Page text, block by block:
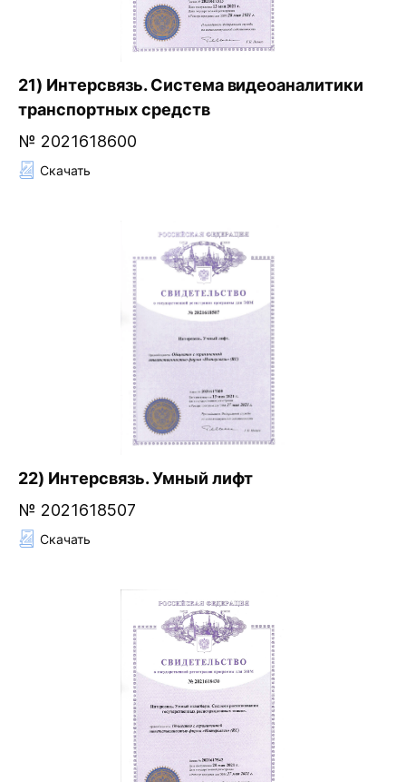
21) Интерсвязь. Система видеоаналитики
транспортных средств
№ 2021618600
Скачать
22) Интерсвязь. Умный лифт
№ 2021618507
Скачать